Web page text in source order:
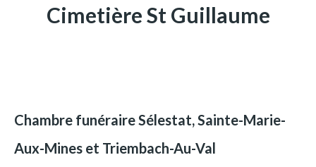
Cimetière St Guillaume
Chambre funéraire Sélestat, Sainte-Marie-
Aux-Mines et Triembach-Au-Val